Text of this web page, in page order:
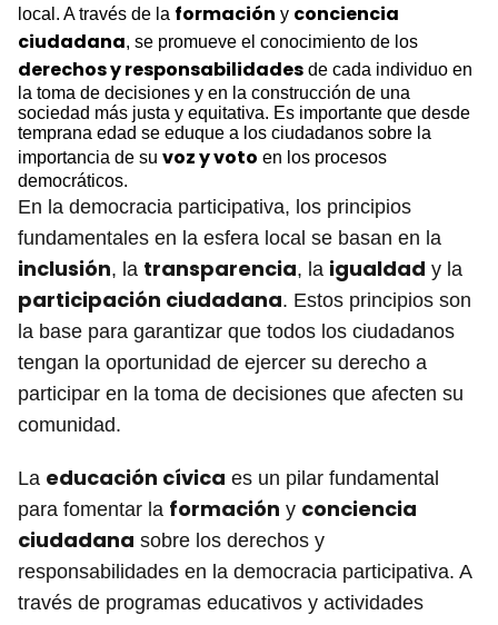
local. A través de la formación y conciencia
ciudadana, se promueve el conocimiento de los
derechos y responsabilidades de cada individuo en
la toma de decisiones y en la construcción de una
sociedad más justa y equitativa. Es importante que desde
temprana edad se eduque a los ciudadanos sobre la
importancia de su voz y voto en los procesos
democráticos.
En la democracia participativa, los principios
fundamentales en la esfera local se basan en la
inclusión, la transparencia, la igualdad y la
participación ciudadana. Estos principios son
la base para garantizar que todos los ciudadanos
tengan la oportunidad de ejercer su derecho a
participar en la toma de decisiones que afecten su
comunidad.
La educación cívica es un pilar fundamental
para fomentar la formación y conciencia
ciudadana sobre los derechos y
responsabilidades en la democracia participativa. A
través de programas educativos y actividades